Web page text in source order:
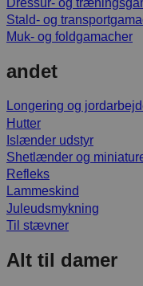
Dressur- og
Stald- og
Muk- og foldgamacher
andet
Longering og
Hutter
Islænder udstyr
Shetlænder og
Refleks
Lammeskind
Juleudsmykning
Til stævner
Alt til damer